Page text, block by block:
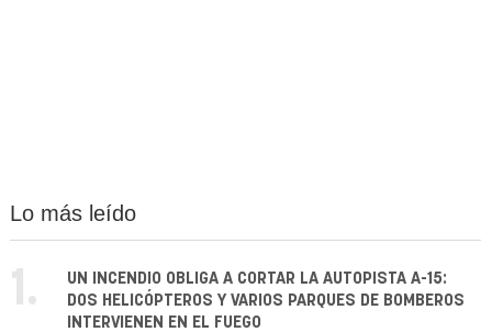
Lo más leído
1.
UN INCENDIO OBLIGA A CORTAR LA AUTOPISTA A-15:
DOS HELICÓPTEROS Y VARIOS PARQUES DE BOMBEROS
INTERVIENEN EN EL FUEGO